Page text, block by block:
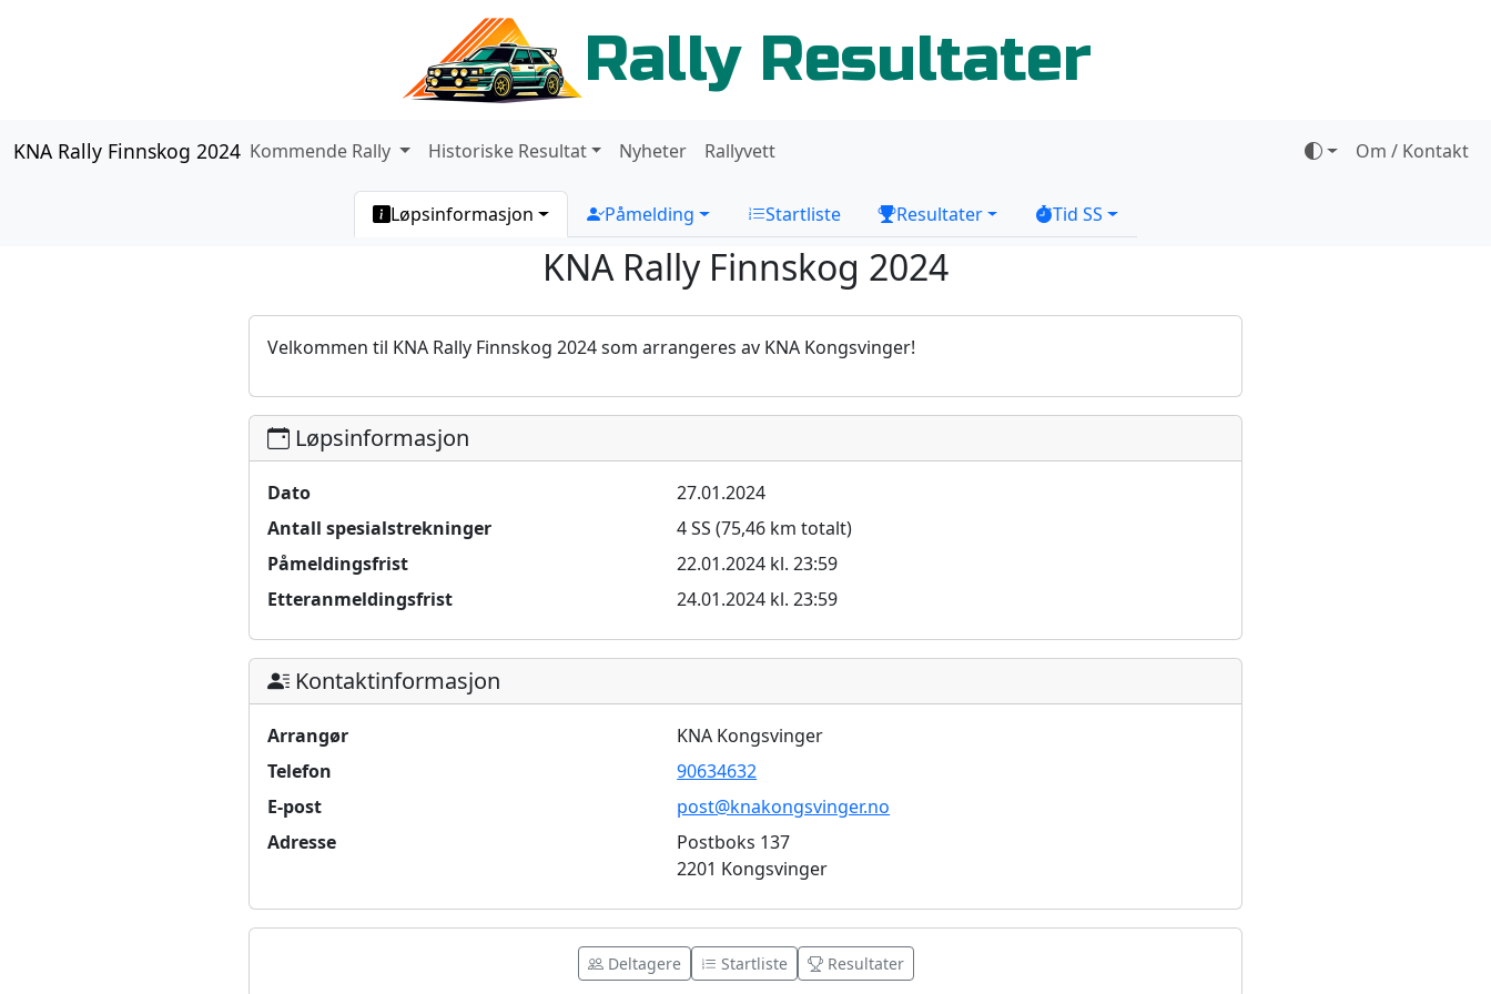
Rally Resultater
KNA Rally Finnskog 2024 Kommende Rally Historiske Resultat Nyheter Rallyvett Om / Kontakt
Løpsinformasjon Påmelding Startliste Resultater Tid SS
KNA Rally Finnskog 2024
Velkommen til KNA Rally Finnskog 2024 som arrangeres av KNA Kongsvinger!
Løpsinformasjon
Dato
27.01.2024
Antall spesialstrekninger
4 SS (75,46 km totalt)
Påmeldingsfrist
22.01.2024 kl. 23:59
Etteranmeldingsfrist
24.01.2024 kl. 23:59
Kontaktinformasjon
Arrangør
KNA Kongsvinger
Telefon
90634632
E-post
post@knakongsvinger.no
Adresse
Postboks 137
2201 Kongsvinger
Deltagere Startliste Resultater